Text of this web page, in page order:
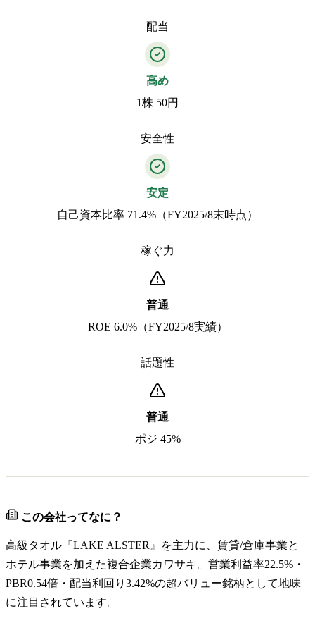
配当
高め
1株 50円
安全性
安定
自己資本比率 71.4%（FY2025/8末時点）
稼ぐ力
普通
ROE 6.0%（FY2025/8実績）
話題性
普通
ポジ 45%
この会社ってなに？
高級タオル『LAKE ALSTER』を主力に、賃貸/倉庫事業と
ホテル事業を加えた複合企業カワサキ。営業利益率22.5%・
PBR0.54倍・配当利回り3.42%の超バリュー銘柄として地味
に注目されています。